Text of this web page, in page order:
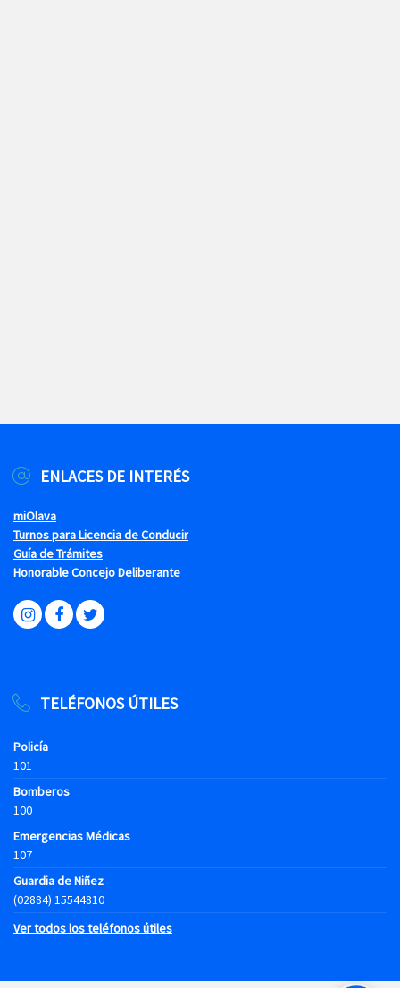
ENLACES DE INTERÉS
miOlava
Turnos para Licencia de Conducir
Guía de Trámites
Honorable Concejo Deliberante
TELÉFONOS ÚTILES
Policía
101
Bomberos
100
Emergencias Médicas
107
Guardia de Niñez
(02884) 15544810
Ver todos los teléfonos útiles